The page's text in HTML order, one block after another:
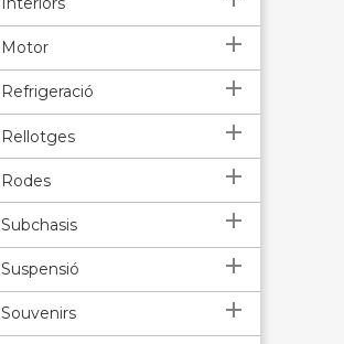
Motor 
Refrigeració 
Rellotges 
Rodes 
Subchasis 
Suspensió 
Souvenirs 